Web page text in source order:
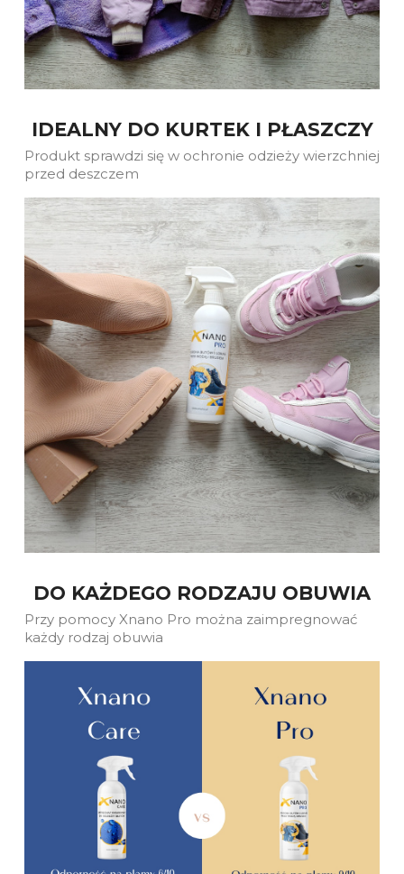
IDEALNY DO KURTEK I PŁASZCZY
Produkt sprawdzi się w ochronie odzieży wierzchniej
przed deszczem
DO KAŻDEGO RODZAJU OBUWIA
Przy pomocy Xnano Pro można zaimpregnować
każdy rodzaj obuwia